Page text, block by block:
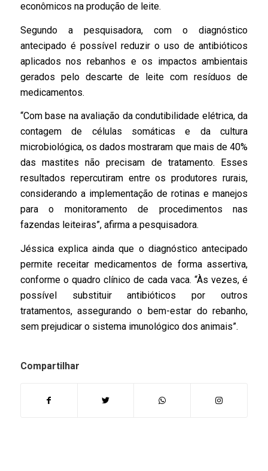
econômicos na produção de leite.
Segundo a pesquisadora, com o diagnóstico
antecipado é possível reduzir o uso de antibióticos
aplicados nos rebanhos e os impactos ambientais
gerados pelo descarte de leite com resíduos de
medicamentos.
“Com base na avaliação da condutibilidade elétrica, da
contagem de células somáticas e da cultura
microbiológica, os dados mostraram que mais de 40%
das mastites não precisam de tratamento. Esses
resultados repercutiram entre os produtores rurais,
considerando a implementação de rotinas e manejos
para o monitoramento de procedimentos nas
fazendas leiteiras”, afirma a pesquisadora.
Jéssica explica ainda que o diagnóstico antecipado
permite receitar medicamentos de forma assertiva,
conforme o quadro clínico de cada vaca. “Às vezes, é
possível substituir antibióticos por outros
tratamentos, assegurando o bem-estar do rebanho,
sem prejudicar o sistema imunológico dos animais”.
Compartilhar